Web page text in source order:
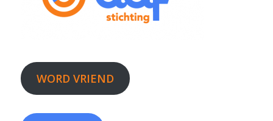
WORD VRIEND